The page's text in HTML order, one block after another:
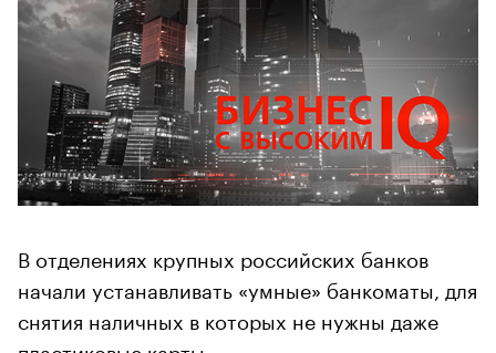
В отделениях крупных российских банков
начали устанавливать «умные» банкоматы, для
снятия наличных в которых не нужны даже